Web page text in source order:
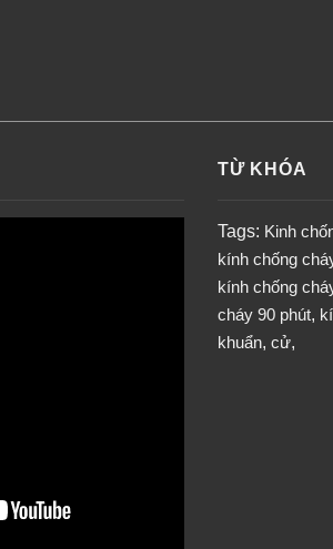
TỪ KHÓA
Tags: Kinh
kính chống
kính chống
cháy 90 phút,
khuẩn, cử,